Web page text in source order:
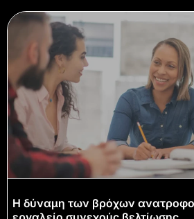
Η δύναμη των βρόχων